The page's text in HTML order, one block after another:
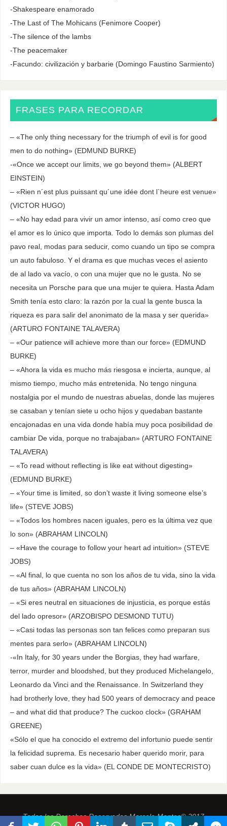
-Shakespeare enamorado
-The Last of The Mohicans (Fenimore Cooper)
-The silence of the lambs
-The peacemaker
-Facundo: civilización y barbarie (Domingo Faustino Sarmiento)
FRASES PARA RECORDAR
– «The only thing necessary for the triumph of evil is for good
men to do nothing» (EDMUND BURKE)
-«Once we accept our limits, we go beyond them» (ALBERT
EINSTEIN)
– «Rien n´est plus puissant qu´une idée dont l`heure est venue»
(VICTOR HUGO)
– «No hay edad para vivir un amor intenso, así como creo que
el amor es lo único que importa. Todo lo demás son plumas del
pavo real, modas para seducir, como cuando un tipo se compra
un auto fabuloso. Y el drama es que muchas veces el asiento
de al lado va vacío, o con una mujer que no le gusta. No se
necesita un Porsche para que una mujer te quiera. Hasta Adam
Smith tenía esto claro: la razón por la cual la gente busca la
riqueza es para salir del anonimato de la masa y ser querida»
(ARTURO FONTAINE TALAVERA)
– «Our patience will achieve more than our force» (EDMUND
BURKE)
– «Ahora la vida es mucho más riesgosa e incierta, aunque, al
mismo tiempo, mucho más entretenida. No tengo ninguna
nostalgia por el mundo de nuestras abuelas, donde las mujeres
se casaban y tenían siete u ocho hijos y quedaban bastante
encajonadas en una vida donde había muy poca posibilidad de
cambiar De vida, porque no trabajaban» (ARTURO FONTAINE
TALAVERA)
– «To read without reflecting is like eat without digesting»
(EDMUND BURKE)
– «Your time is limited, so don’t waste it living someone else’s
life» (STEVE JOBS)
– «Todos los hombres nacen iguales, pero es la última vez que
lo son» (ABRAHAM LINCOLN)
– «Have the courage to follow your heart ad intuition» (STEVE
JOBS)
– «Al final, lo que cuenta no son los años de tu vida, sino la vida
de tus años» (ABRAHAM LINCOLN)
– «Si eres neutral en situaciones de injusticia, es porque estás
del lado opresor» (ARZOBISPO DESMOND TUTU)
– «Casi todas las personas son tan felices como preparan sus
mentes para serlo» (ABRAHAM LINCOLN)
-«In Italy, for 30 years under the Borgias, they had warfare,
terror, murder and bloodshed, but they produced Michelangelo,
Leonardo da Vinci and the Renaissance. In Switzerland they
had brotherly love, they had 500 years of democracy and peace
– and what did that produce? The cuckoo clock» (GRAHAM
GREENE)
«Sólo el que ha conocido el extremo del infortunio puede sentir
la felicidad suprema. Es necesario haber querido morir, para
saber cuan dulce es la vida» (EL CONDE DE MONTECRISTO)
Todos los Derechos Reservados Marcelo Montes© 2017